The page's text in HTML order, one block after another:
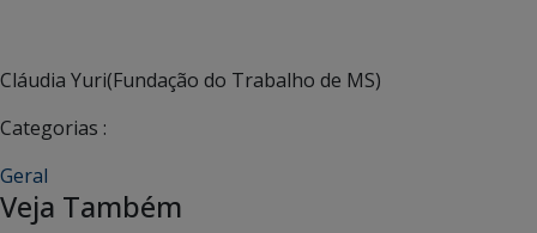
Cláudia Yuri(Fundação do Trabalho de MS)
Categorias :
Geral
Veja Também